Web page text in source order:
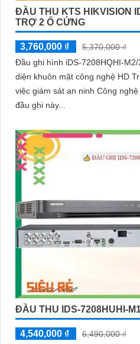
ĐẦU THU KTS HIKVISION
TRỢ 2 Ổ CỨNG
3,760,000 ₫
5,370,000 ₫
Đầu ghi hình iDS-7208HQHI-
diện khuôn mặt công nghệ HD
việc giám sát an ninh Công
đầu ghi này...
ĐẦU THU IDS-7208HUHI-
4,540,000 ₫
6,490,000 ₫